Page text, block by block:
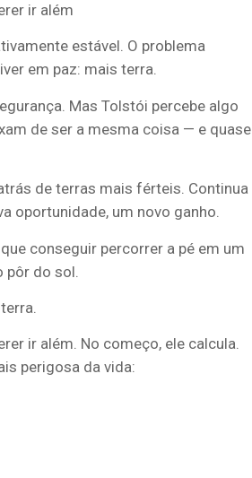
ir além
estável. O problema
em paz: mais terra.
Mas Tolstói percebe algo
de ser a mesma coisa — e quase
de terras mais férteis. Continua
oportunidade, um novo ganho.
conseguir percorrer a pé em um
do sol.
ir além. No começo, ele calcula.
perigosa da vida: